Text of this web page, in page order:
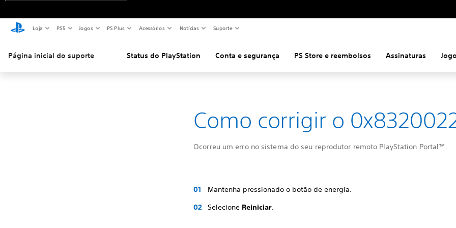
Loja PS5 Jogos PS Plus Acessórios Notícias Suporte
Página inicial do suporte Status do PlayStation Conta e segurança PS Store e reembolsos Assinaturas
Como corrigir o
Ocorreu um erro no sistema do seu reprodutor remoto PlayStation Portal™.
Mantenha pressionado o botão de energia.
Selecione Reiniciar.